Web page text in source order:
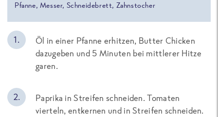
Pfanne, Messer, Schneidebrett, Zahnstocher
Öl in einer Pfanne erhitzen, Butter Chicken
dazugeben und 5 Minuten bei mittlerer Hitze
garen.
Paprika in Streifen schneiden. Tomaten
vierteln, entkernen und in Streifen schneiden.